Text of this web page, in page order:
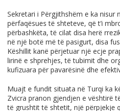
Sekretari i Përgjithshëm e ka nisur
përfaqësues të shteteve, që t’i
përbashkëta, të cilat disa herë
në një botë më të pasigurt, disa
Këshillit kanë përjetuar një ecje
lirinë e shprehjes, të tubimit dhe
kufizuara për pavarësinë dhe
Muajt e fundit situata në Turqi ka
Zvicra pranon gjendjen e vështirë
të grushtit të shtetit, një përpjekje